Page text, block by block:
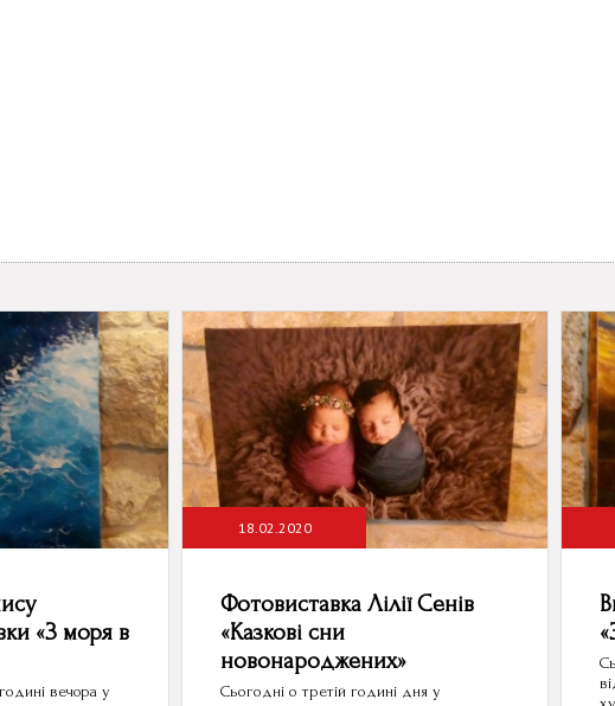
«З моря в
вечора у
18.02.2020
Фотовиставка Лілії Сенів
«Казкові сни
новонароджених»
Сьогодні о третій годині дня у